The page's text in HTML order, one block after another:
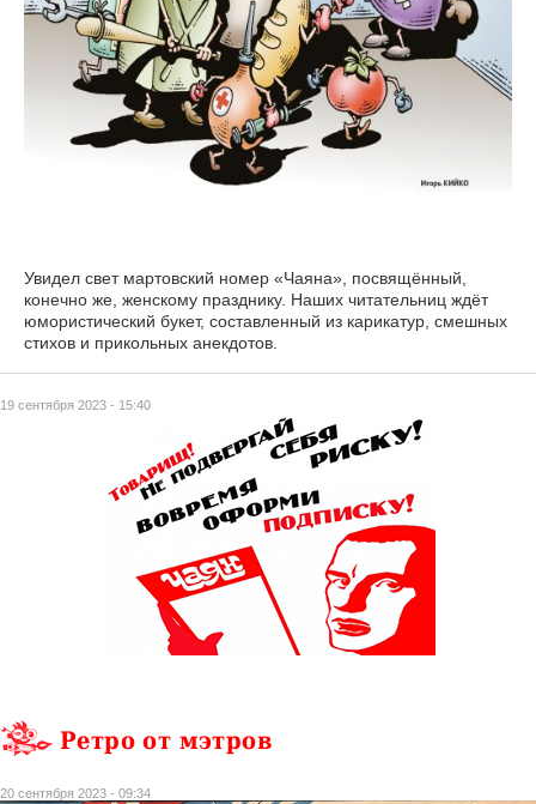
19 сентября 2023 - 15:40
Увидел свет мартовский номер «Чаяна», посвящённый,
конечно же, женскому празднику. Наших читательниц ждёт
юмористический букет, составленный из карикатур, смешных
стихов и прикольных анекдотов.
Ретро от мэтров
20 сентября 2023 - 09:34